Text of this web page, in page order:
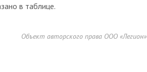
в таблице.
Объект авторского права ООО «Легион»